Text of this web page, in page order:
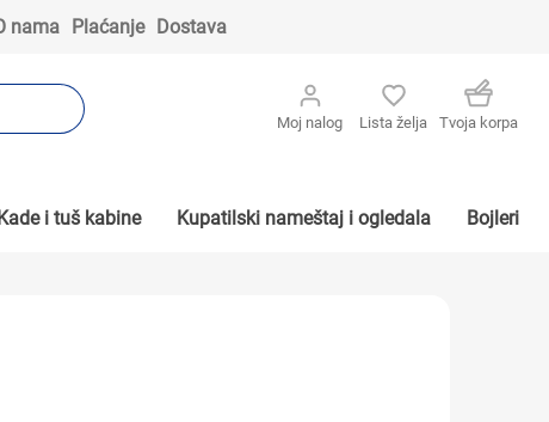
nama Plaćanje Dostava
Moj nalog Lista želja Tvoja korpa
i tuš kabine Kupatilski nameštaj i ogledala Bojleri